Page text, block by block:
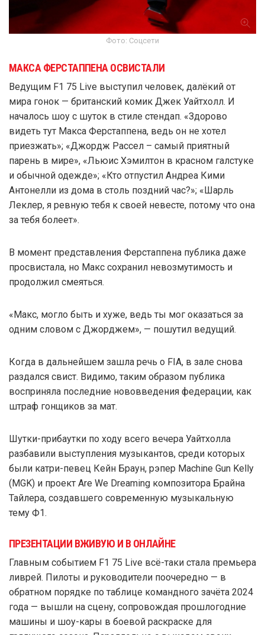
Фото: Соцсети
МАКСА ФЕРСТАППЕНА ОСВИСТАЛИ
Ведущим F1 75 Live выступил человек, далёкий от
мира гонок — британский комик Джек Уайтхолл. И
началось шоу с шуток в стиле стендап. «Здорово
видеть тут Макса Ферстаппена, ведь он не хотел
приезжать»; «Джордж Рассел – самый приятный
парень в мире», «Льюис Хэмилтон в красном галстуке
и обычной одежде»; «Кто отпустил Андреа Кими
Антонелли из дома в столь поздний час?»; «Шарль
Леклер, я ревную тебя к своей невесте, потому что она
за тебя болеет».
В момент представления Ферстаппена публика даже
просвистала, но Макс сохранил невозмутимость и
продолжил смеяться.
«Макс, могло быть и хуже, ведь ты мог оказаться за
одним словом с Джорджем», — пошутил ведущий.
Когда в дальнейшем зашла речь о FIA, в зале снова
раздался свист. Видимо, таким образом публика
восприняла последние нововведения федерации, как
штраф гонщиков за мат.
Шутки-прибаутки по ходу всего вечера Уайтхолла
разбавили выступления музыкантов, среди которых
были катри-певец Кейн Браун, рэпер Machine Gun Kelly
(MGK) и проект Are We Dreaming композитора Брайна
Тайлера, создавшего современную музыкальную
тему Ф1.
ПРЕЗЕНТАЦИИ ВЖИВУЮ И В ОНЛАЙНЕ
Главным событием F1 75 Live всё-таки стала премьера
ливрей. Пилоты и руководители поочередно — в
обратном порядке по таблице командного зачёта 2024
года — вышли на сцену, сопровождая прошлогодние
машины и шоу-кары в боевой раскраске для